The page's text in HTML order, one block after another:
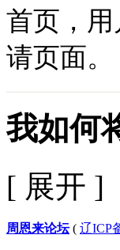
首页，
请页面。
我如何
[ 展开 ]
周恩来论坛( 辽ICP